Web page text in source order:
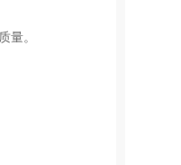
量。